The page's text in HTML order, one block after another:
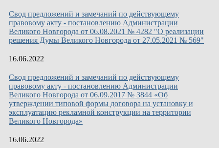
Свод предложений и замечаний по действующему
правовому акту - постановлению Администрации
Великого Новгорода от 06.08.2021 № 4282 "О реализации
решения Думы Великого Новгорода от 27.05.2021 № 569"
16.06.2022
Свод предложений и замечаний по действующему
правовому акту - постановлению Администрации
Великого Новгорода от 06.09.2017 № 3844 «Об
утверждении типовой формы договора на установку и
эксплуатацию рекламной конструкции на территории
Великого Новгорода»
16.06.2022